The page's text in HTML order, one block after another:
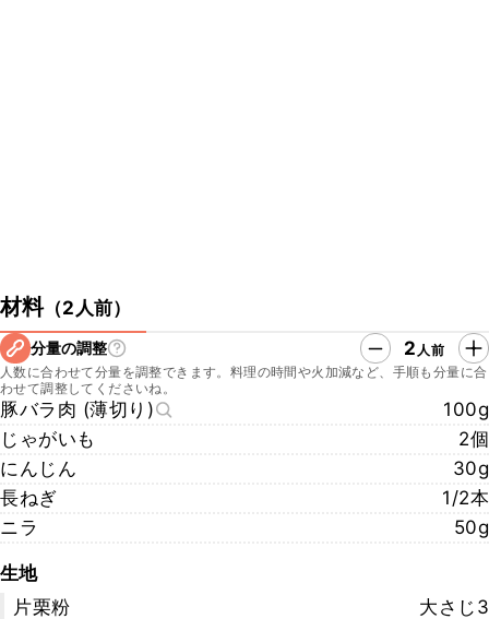
材料（2人前）
分量の調整 2 人前
人数に合わせて分量を調整できます。料理の時間や火加減など、手順も分量に合
わせて調整してくださいね。
豚バラ肉 (薄切り)
100g
じゃがいも
2個
にんじん
30g
長ねぎ
1/2本
ニラ
50g
生地
片栗粉
大さじ3